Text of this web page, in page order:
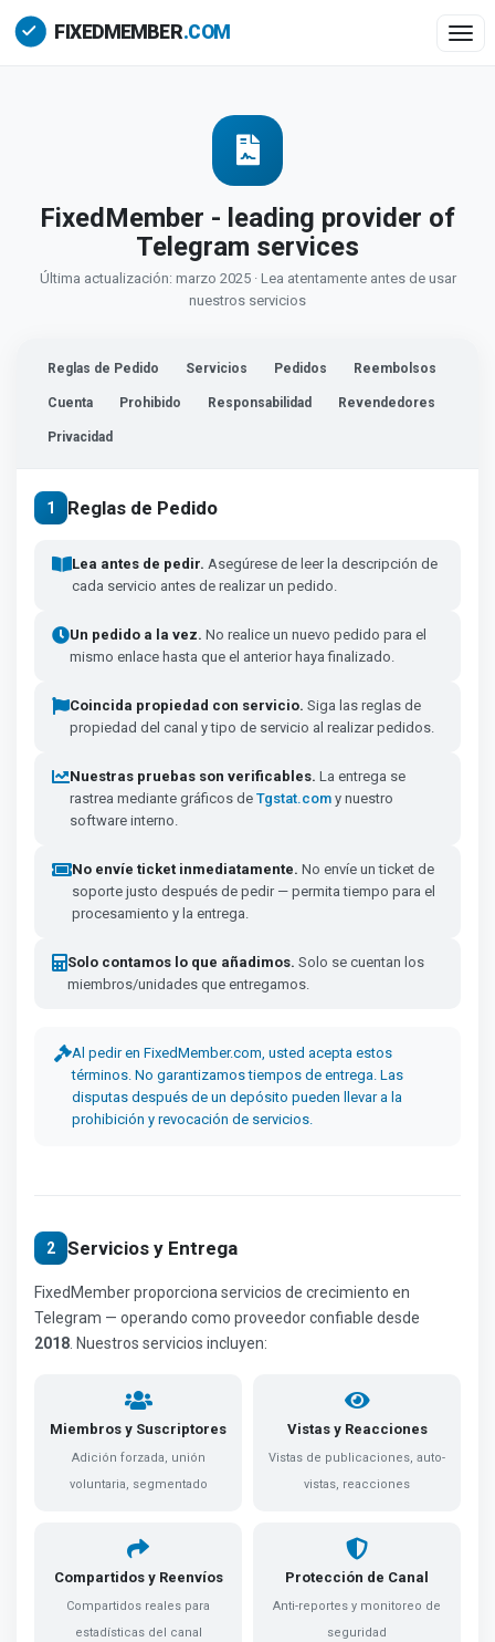
FixedMember - leading provider of
Telegram services
Última actualización: marzo 2025 · Lea atentamente antes de usar
nuestros servicios
Reglas de Pedido Servicios Pedidos Reembolsos
Cuenta Prohibido Responsabilidad Revendedores
Privacidad
1 Reglas de Pedido
Lea antes de pedir. Asegúrese de leer la descripción de
cada servicio antes de realizar un pedido.
Un pedido a la vez. No realice un nuevo pedido para el
mismo enlace hasta que el anterior haya finalizado.
Coincida propiedad con servicio. Siga las reglas de
propiedad del canal y tipo de servicio al realizar pedidos.
Nuestras pruebas son verificables. La entrega se
rastrea mediante gráficos de Tgstat.com y nuestro
software interno.
No envíe ticket inmediatamente. No envíe un ticket de
soporte justo después de pedir — permita tiempo para el
procesamiento y la entrega.
Solo contamos lo que añadimos. Solo se cuentan los
miembros/unidades que entregamos.
Al pedir en FixedMember.com, usted acepta estos
términos. No garantizamos tiempos de entrega. Las
disputas después de un depósito pueden llevar a la
prohibición y revocación de servicios.
2 Servicios y Entrega
FixedMember proporciona servicios de crecimiento en
Telegram — operando como proveedor confiable desde
2018 . Nuestros servicios incluyen:
Miembros y Suscriptores
Adición forzada, unión
voluntaria, segmentado
Vistas y Reacciones
Vistas de publicaciones, auto-
vistas, reacciones
Compartidos y Reenvíos
Compartidos reales para
estadísticas del canal
Protección de Canal
Anti-reportes y monitoreo de
seguridad